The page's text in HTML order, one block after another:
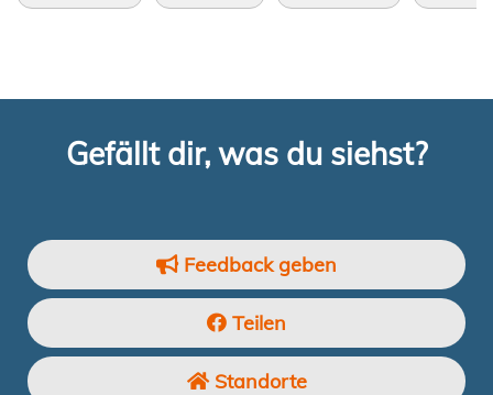
Gefällt dir, was du siehst?
Feedback geben
Teilen
Standorte